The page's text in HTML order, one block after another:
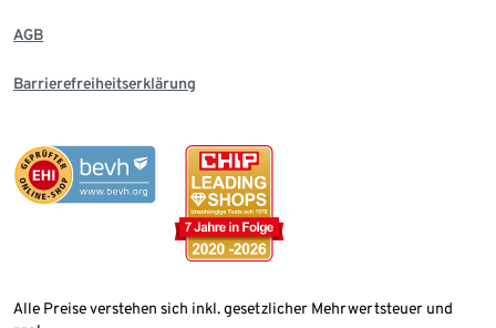
AGB
Barrierefreiheitserklärung
Alle Preise verstehen sich inkl. gesetzlicher Mehrwertsteuer und